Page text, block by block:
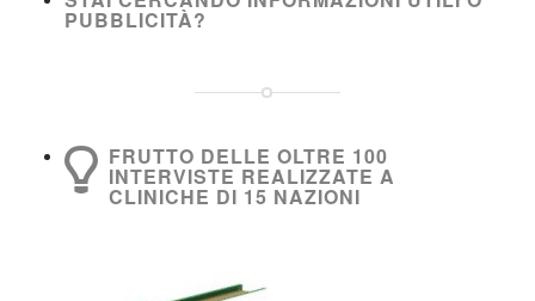
PUBBLICITÀ?
FRUTTO DELLE OLTRE 100
INTERVISTE REALIZZATE A
CLINICHE DI 15 NAZIONI